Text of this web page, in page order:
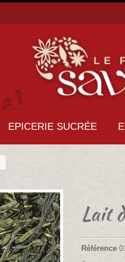
EPICERIE SUCRÉE
Lait
Référence